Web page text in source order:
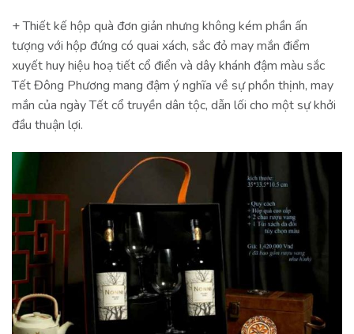
+ Thiết kế hộp quà đơn giản nhưng không kém phần ấn
tượng với hộp đứng có quai xách, sắc đỏ may mắn điểm
xuyết huy hiệu hoạ tiết cổ điển và dây khánh đậm màu sắc
Tết Đông Phương mang đậm ý nghĩa về sự phồn thịnh, may
mắn của ngày Tết cổ truyền dân tộc, dẫn lối cho một sự khởi
đầu thuận lợi.